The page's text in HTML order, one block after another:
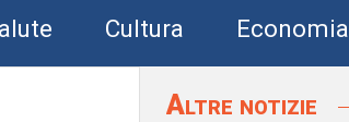
Cultura Economia
Altre notizie